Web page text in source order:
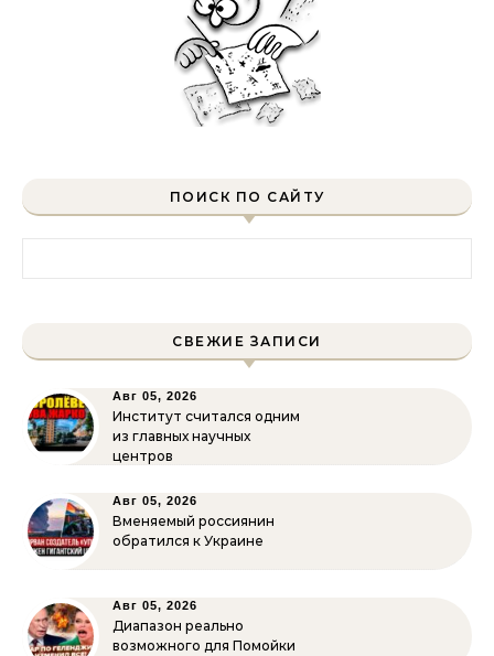
ПОИСК ПО САЙТУ
СВЕЖИЕ ЗАПИСИ
Авг 05, 2026
Институт считался одним
из главных научных
центров
Авг 05, 2026
Вменяемый россиянин
обратился к Украине
Авг 05, 2026
Диапазон реально
возможного для Помойки